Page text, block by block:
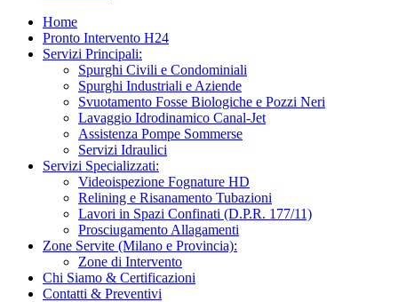
Home
Pronto Intervento H24
Servizi Principali:
Spurghi Civili e Condominiali
Spurghi Industriali e Aziende
Svuotamento Fosse Biologiche e Pozzi Neri
Lavaggio Idrodinamico Canal-Jet
Assistenza Pompe Sommerse
Servizi Idraulici
Servizi Specializzati:
Videoispezione Fognature HD
Relining e Risanamento Tubazioni
Lavori in Spazi Confinati (D.P.R. 177/11)
Prosciugamento Allagamenti
Zone Servite (Milano e Provincia):
Zone di Intervento
Chi Siamo & Certificazioni
Contatti & Preventivi